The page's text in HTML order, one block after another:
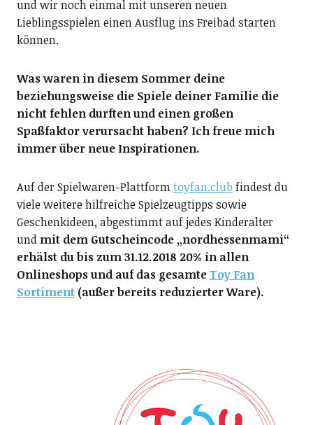
und wir noch einmal mit unseren neuen
Lieblingsspielen einen Ausflug ins Freibad starten
können.
Was waren in diesem Sommer deine
beziehungsweise die Spiele deiner Familie die
nicht fehlen durften und einen großen
Spaßfaktor verursacht haben? Ich freue mich
immer über neue Inspirationen.
Auf der Spielwaren-Plattformtoyfan.club findest du
viele weitere hilfreiche Spielzeugtipps sowie
Geschenkideen, abgestimmt auf jedes Kinderalter
und mit dem Gutscheincode „nordhessenmami“
erhälst du bis zum 31.12.2018 20% in allen
Onlineshops und auf das gesamteToy Fan
Sortiment(außer bereits reduzierter Ware).